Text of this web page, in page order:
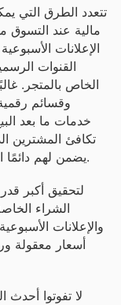
تتعدد الطرق التي
مالية عند التسوق
الإعلانات
القنوات
الخاص بالمتجر.
وقسائم
خدمات ما بعد
تكافئ المشترين
يضمن لهم دائمًا الحصول على أفضل قيمة مقابل استثمارهم.
لتحقيق أكبر
الشراء
والإعلانات
أسعار معقولة
لا تفوتوا